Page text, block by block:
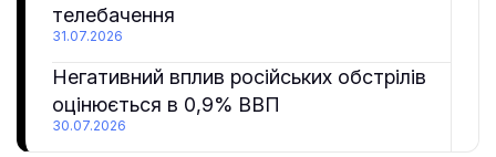
телебачення
31.07.2026
Негативний вплив російських обстрілів
оцінюється в 0,9% ВВП
30.07.2026